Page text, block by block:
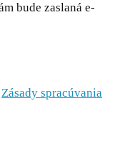
bude zaslaná e-
Zásady spracúvania